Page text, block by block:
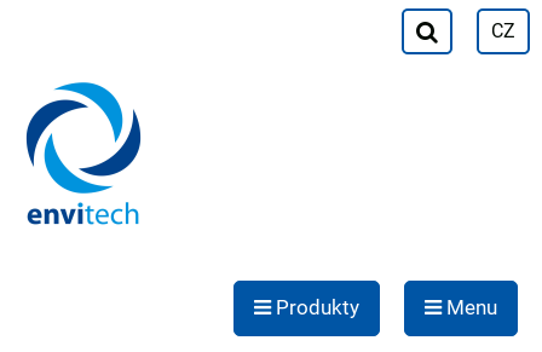
CZ
Produkty Menu